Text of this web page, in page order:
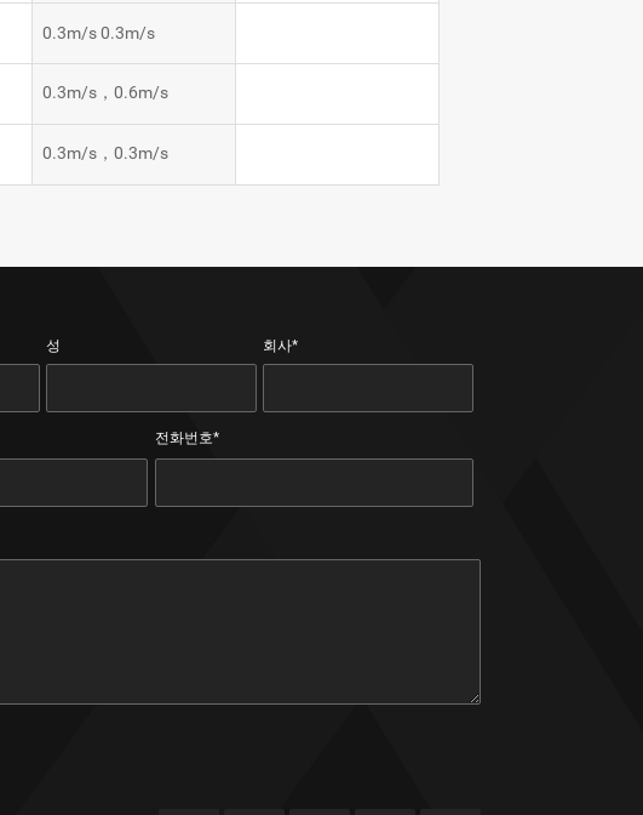
0.3m/s 0.3m/s
0.3m/s，0.6m/s
0.3m/s，0.3m/s
성 회사*
전화번호*